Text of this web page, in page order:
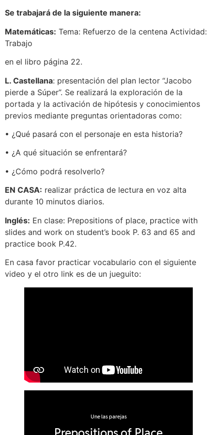
Se trabajará de la siguiente manera:
Matemáticas: Tema: Refuerzo de la centena Actividad:
Trabajo
en el libro página 22.
L. Castellana: presentación del plan lector “Jacobo
pierde a Súper”. Se realizará la exploración de la
portada y la activación de hipótesis y conocimientos
previos mediante preguntas orientadoras como:
• ¿Qué pasará con el personaje en esta historia?
• ¿A qué situación se enfrentará?
• ¿Cómo podrá resolverlo?
EN CASA: realizar práctica de lectura en voz alta
durante 10 minutos diarios.
Inglés: En clase: Prepositions of place, practice with
slides and work on student’s book P. 63 and 65 and
practice book P.42.
En casa favor practicar vocabulario con el siguiente
video y el otro link es de un jueguito: